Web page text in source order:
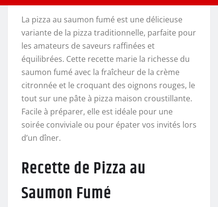
La pizza au saumon fumé est une délicieuse
variante de la pizza traditionnelle, parfaite pour
les amateurs de saveurs raffinées et
équilibrées. Cette recette marie la richesse du
saumon fumé avec la fraîcheur de la crème
citronnée et le croquant des oignons rouges, le
tout sur une pâte à pizza maison croustillante.
Facile à préparer, elle est idéale pour une
soirée conviviale ou pour épater vos invités lors
d’un dîner.
Recette de Pizza au
Saumon Fumé